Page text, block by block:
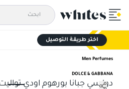
اختر طريقة التوصيل
Men Perfumes
DOLCE & GABBANA
دولسي جبانا بورهوم اودي تواليت